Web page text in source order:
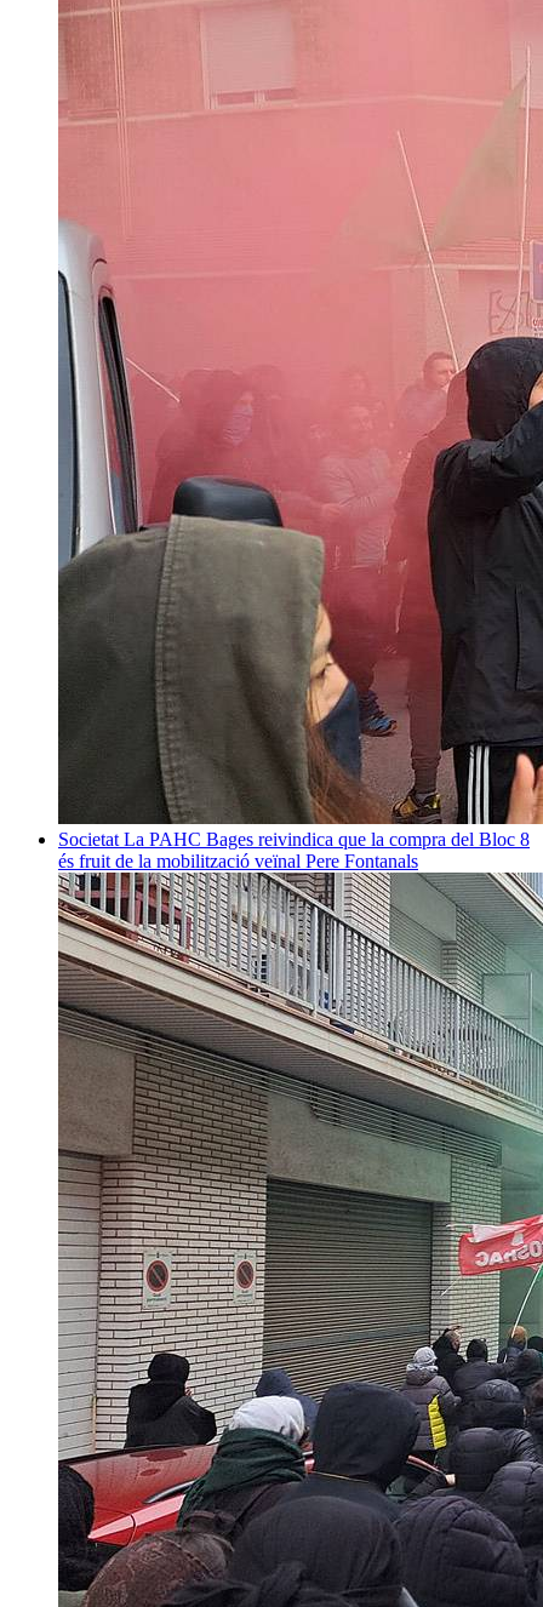
Societat La PAHC Bages reivindica que la compra del Bloc 8
és fruit de la mobilització veïnal Pere Fontanals